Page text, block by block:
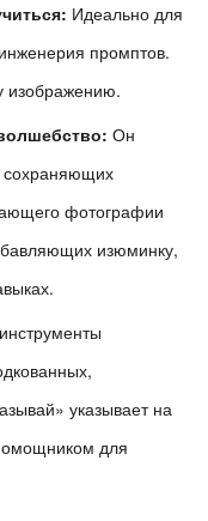
Идеально для
промптов.
изображению.
Он
сохраняющих
фотографии
изюминку,
указывает на
для